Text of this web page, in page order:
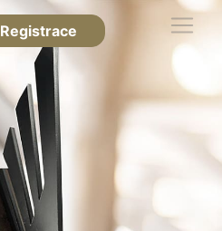
Registrace